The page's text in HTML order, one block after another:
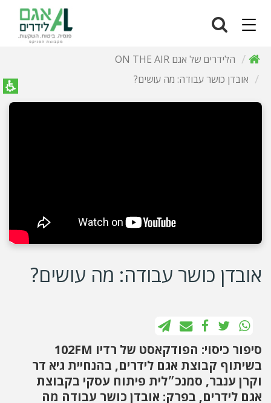
Navigation
הלידרים של אגם ON THE AIR
אובדן כושר עבודה: מה עושים?
אובדן כושר עבודה: מה עושים?
סיפור כיסוי: הפודקאסט של רדיו 102FM
בשיתוף קבוצת אגם לידרים, בהנחיית גיא דר
וקרן ענבר, סמנכ״לית פיתוח עסקי בקבוצת
אגם לידרים, בפרק: אובדן כושר עבודה מה